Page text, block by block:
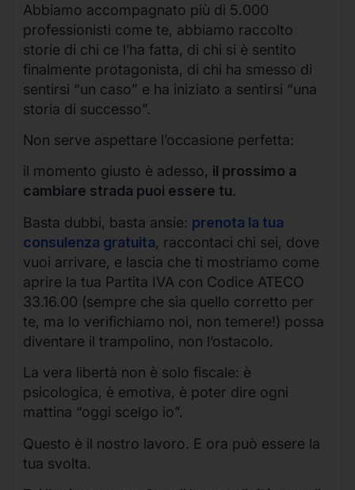
Abbiamo accompagnato più di 5.000
professionisti come te, abbiamo raccolto
storie di chi ce l’ha fatta, di chi si è sentito
finalmente protagonista, di chi ha smesso di
sentirsi “un caso” e ha iniziato a sentirsi “una
storia di successo”.
Non serve aspettare l’occasione perfetta:
il momento giusto è adesso, il prossimo a
cambiare strada puoi essere tu.
Basta dubbi, basta ansie: prenota la tua
consulenza gratuita, raccontaci chi sei, dove
vuoi arrivare, e lascia che ti mostriamo come
aprire la tua Partita IVA con Codice ATECO
33.16.00 (sempre che sia quello corretto per
te, ma lo verifichiamo noi, non temere!) possa
diventare il trampolino, non l’ostacolo.
La vera libertà non è solo fiscale: è
psicologica, è emotiva, è poter dire ogni
mattina “oggi scelgo io”.
Questo è il nostro lavoro. E ora può essere la
tua svolta.